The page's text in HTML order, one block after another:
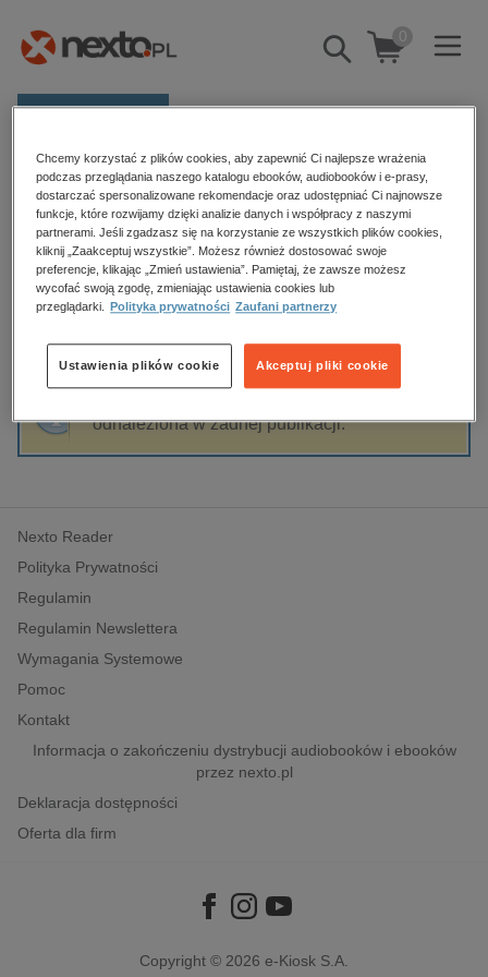
Pokaż/schowaj
wyszukiwarkę
0
Kategorie
Zobacz wszystkie E-prasa
budownictwo, aranżacja wnętrz
biznesowe, branżowe, gospodarka
dzienniki
edukacja
hobby, sport, rozrywka
komputery, internet, technologie, informatyka
polityka, społeczno-informacyjne
psychologiczne
inne
popularno-naukowe
historia
Strona główna Halina Juraszczyk
Halina Juraszczyk
Sortowanie Filtrowanie
odnaleziona w żadnej publikacji.
Nexto Reader
Polityka Prywatności
Regulamin
Regulamin Newslettera
Wymagania Systemowe
Pomoc
Kontakt
Informacja o zakończeniu dystrybucji audiobooków i ebooków
przez nexto.pl
Deklaracja dostępności
Oferta dla firm
Copyright © 2026 e-Kiosk S.A.
Chcemy korzystać z plików cookies, aby zapewnić Ci najlepsze wrażenia
podczas przeglądania naszego katalogu ebooków, audiobooków i e-prasy,
dostarczać spersonalizowane rekomendacje oraz udostępniać Ci najnowsze
funkcje, które rozwijamy dzięki analizie danych i współpracy z naszymi
partnerami. Jeśli zgadzasz się na korzystanie ze wszystkich plików cookies,
kliknij „Zaakceptuj wszystkie”. Możesz również dostosować swoje
preferencje, klikając „Zmień ustawienia”. Pamiętaj, że zawsze możesz
wycofać swoją zgodę, zmieniając ustawienia cookies lub
przeglądarki.
Polityka prywatności Zaufani partnerzy
Akceptuj pliki cookie
Ustawienia plików cookie